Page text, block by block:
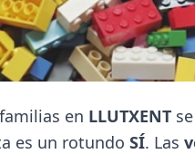
en LLUTXENT
es un rotundo SÍ. Las